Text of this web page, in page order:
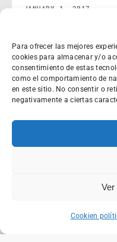
Para ofrecer las mejores
cookies para almacenar y/o
consentimiento de estas
como el comportamiento de
en este sitio. No consentir o
negativamente a ciertas
Ver
Cookien
JANUARY 1, 2017